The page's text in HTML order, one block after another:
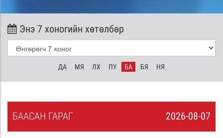
Энэ 7 хоногийн хөтөлбөр
ДА МЯ ЛХ ПҮ БА БЯ НЯ
2026-08-07
БААСАН ГАРАГ